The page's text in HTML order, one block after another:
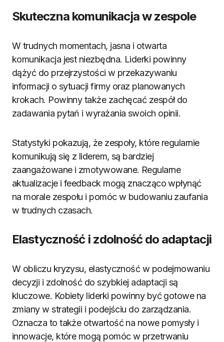
Skuteczna komunikacja w zespole
W trudnych momentach, jasna i otwarta
komunikacja jest niezbędna. Liderki powinny
dążyć do przejrzystości w przekazywaniu
informacji o sytuacji firmy oraz planowanych
krokach. Powinny także zachęcać zespół do
zadawania pytań i wyrażania swoich opinii.
Statystyki pokazują, że zespoły, które regularnie
komunikują się z liderem, są bardziej
zaangażowane i zmotywowane. Regularne
aktualizacje i feedback mogą znacząco wpłynąć
na morale zespołu i pomóc w budowaniu zaufania
w trudnych czasach.
Elastyczność i zdolność do adaptacji
W obliczu kryzysu, elastyczność w podejmowaniu
decyzji i zdolność do szybkiej adaptacji są
kluczowe. Kobiety liderki powinny być gotowe na
zmiany w strategii i podejściu do zarządzania.
Oznacza to także otwartość na nowe pomysły i
innowacje, które mogą pomóc w przetrwaniu